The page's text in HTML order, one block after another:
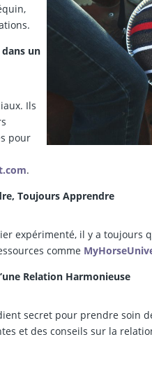
un
Ils
pour
.
Toujours Apprendre
expérimenté, il y a toujours
comme
Relation Harmonieuse
secret pour prendre soin
et des conseils sur la